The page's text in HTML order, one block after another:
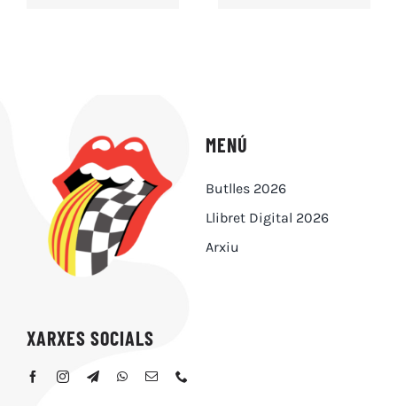
MENÚ
Butlles 2026
Llibret Digital 2026
Arxiu
XARXES SOCIALS